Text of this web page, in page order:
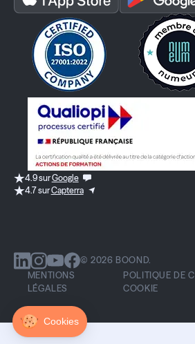
4.9 surGoogle
4.7 surCapterra
© 2026 BOOND.
MENTIONS
LÉGALES
POLITIQUE DE
COOKIE